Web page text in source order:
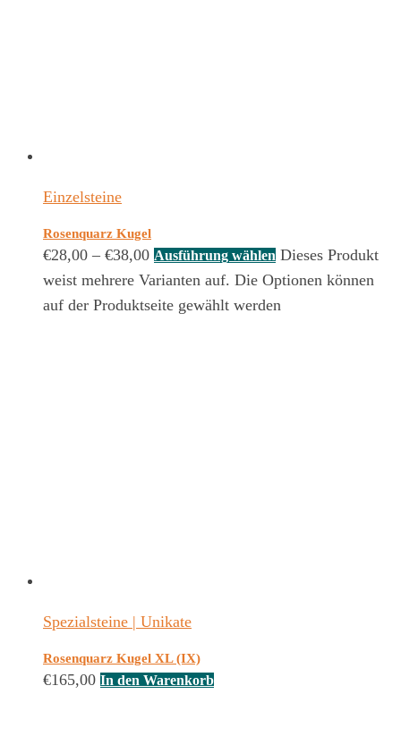
Einzelsteine
Rosenquarz Kugel
€28,00 – €38,00 Ausführung wählen Dieses Produkt
weist mehrere Varianten auf. Die Optionen können
auf der Produktseite gewählt werden
Spezialsteine | Unikate
Rosenquarz Kugel XL (IX)
€165,00 In den Warenkorb